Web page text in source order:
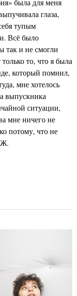
была для меня
глаза,
тупым
Всё было
так и не смогли
то, что я была
который помнил,
мне хотелось
выпускника
ситуации,
мне ничего не
потому, что не